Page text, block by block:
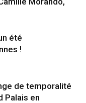
été
!
de temporalité
Palais en